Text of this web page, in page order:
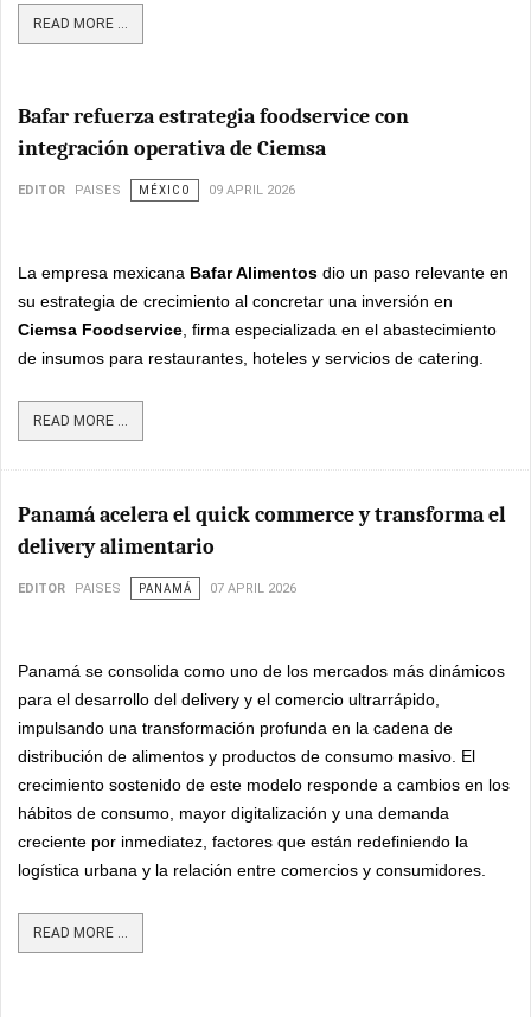
READ MORE ...
Bafar refuerza estrategia foodservice con
integración operativa de Ciemsa
EDITOR PAISES MÉXICO 09 APRIL 2026
La empresa mexicana Bafar Alimentos dio un paso relevante en
su estrategia de crecimiento al concretar una inversión en
Ciemsa Foodservice , firma especializada en el abastecimiento
de insumos para restaurantes, hoteles y servicios de catering.
READ MORE ...
Panamá acelera el quick commerce y transforma el
delivery alimentario
EDITOR PAISES PANAMÁ 07 APRIL 2026
Panamá se consolida como uno de los mercados más dinámicos
para el desarrollo del delivery y el comercio ultrarrápido,
impulsando una transformación profunda en la cadena de
distribución de alimentos y productos de consumo masivo. El
crecimiento sostenido de este modelo responde a cambios en los
hábitos de consumo, mayor digitalización y una demanda
creciente por inmediatez, factores que están redefiniendo la
logística urbana y la relación entre comercios y consumidores.
READ MORE ...